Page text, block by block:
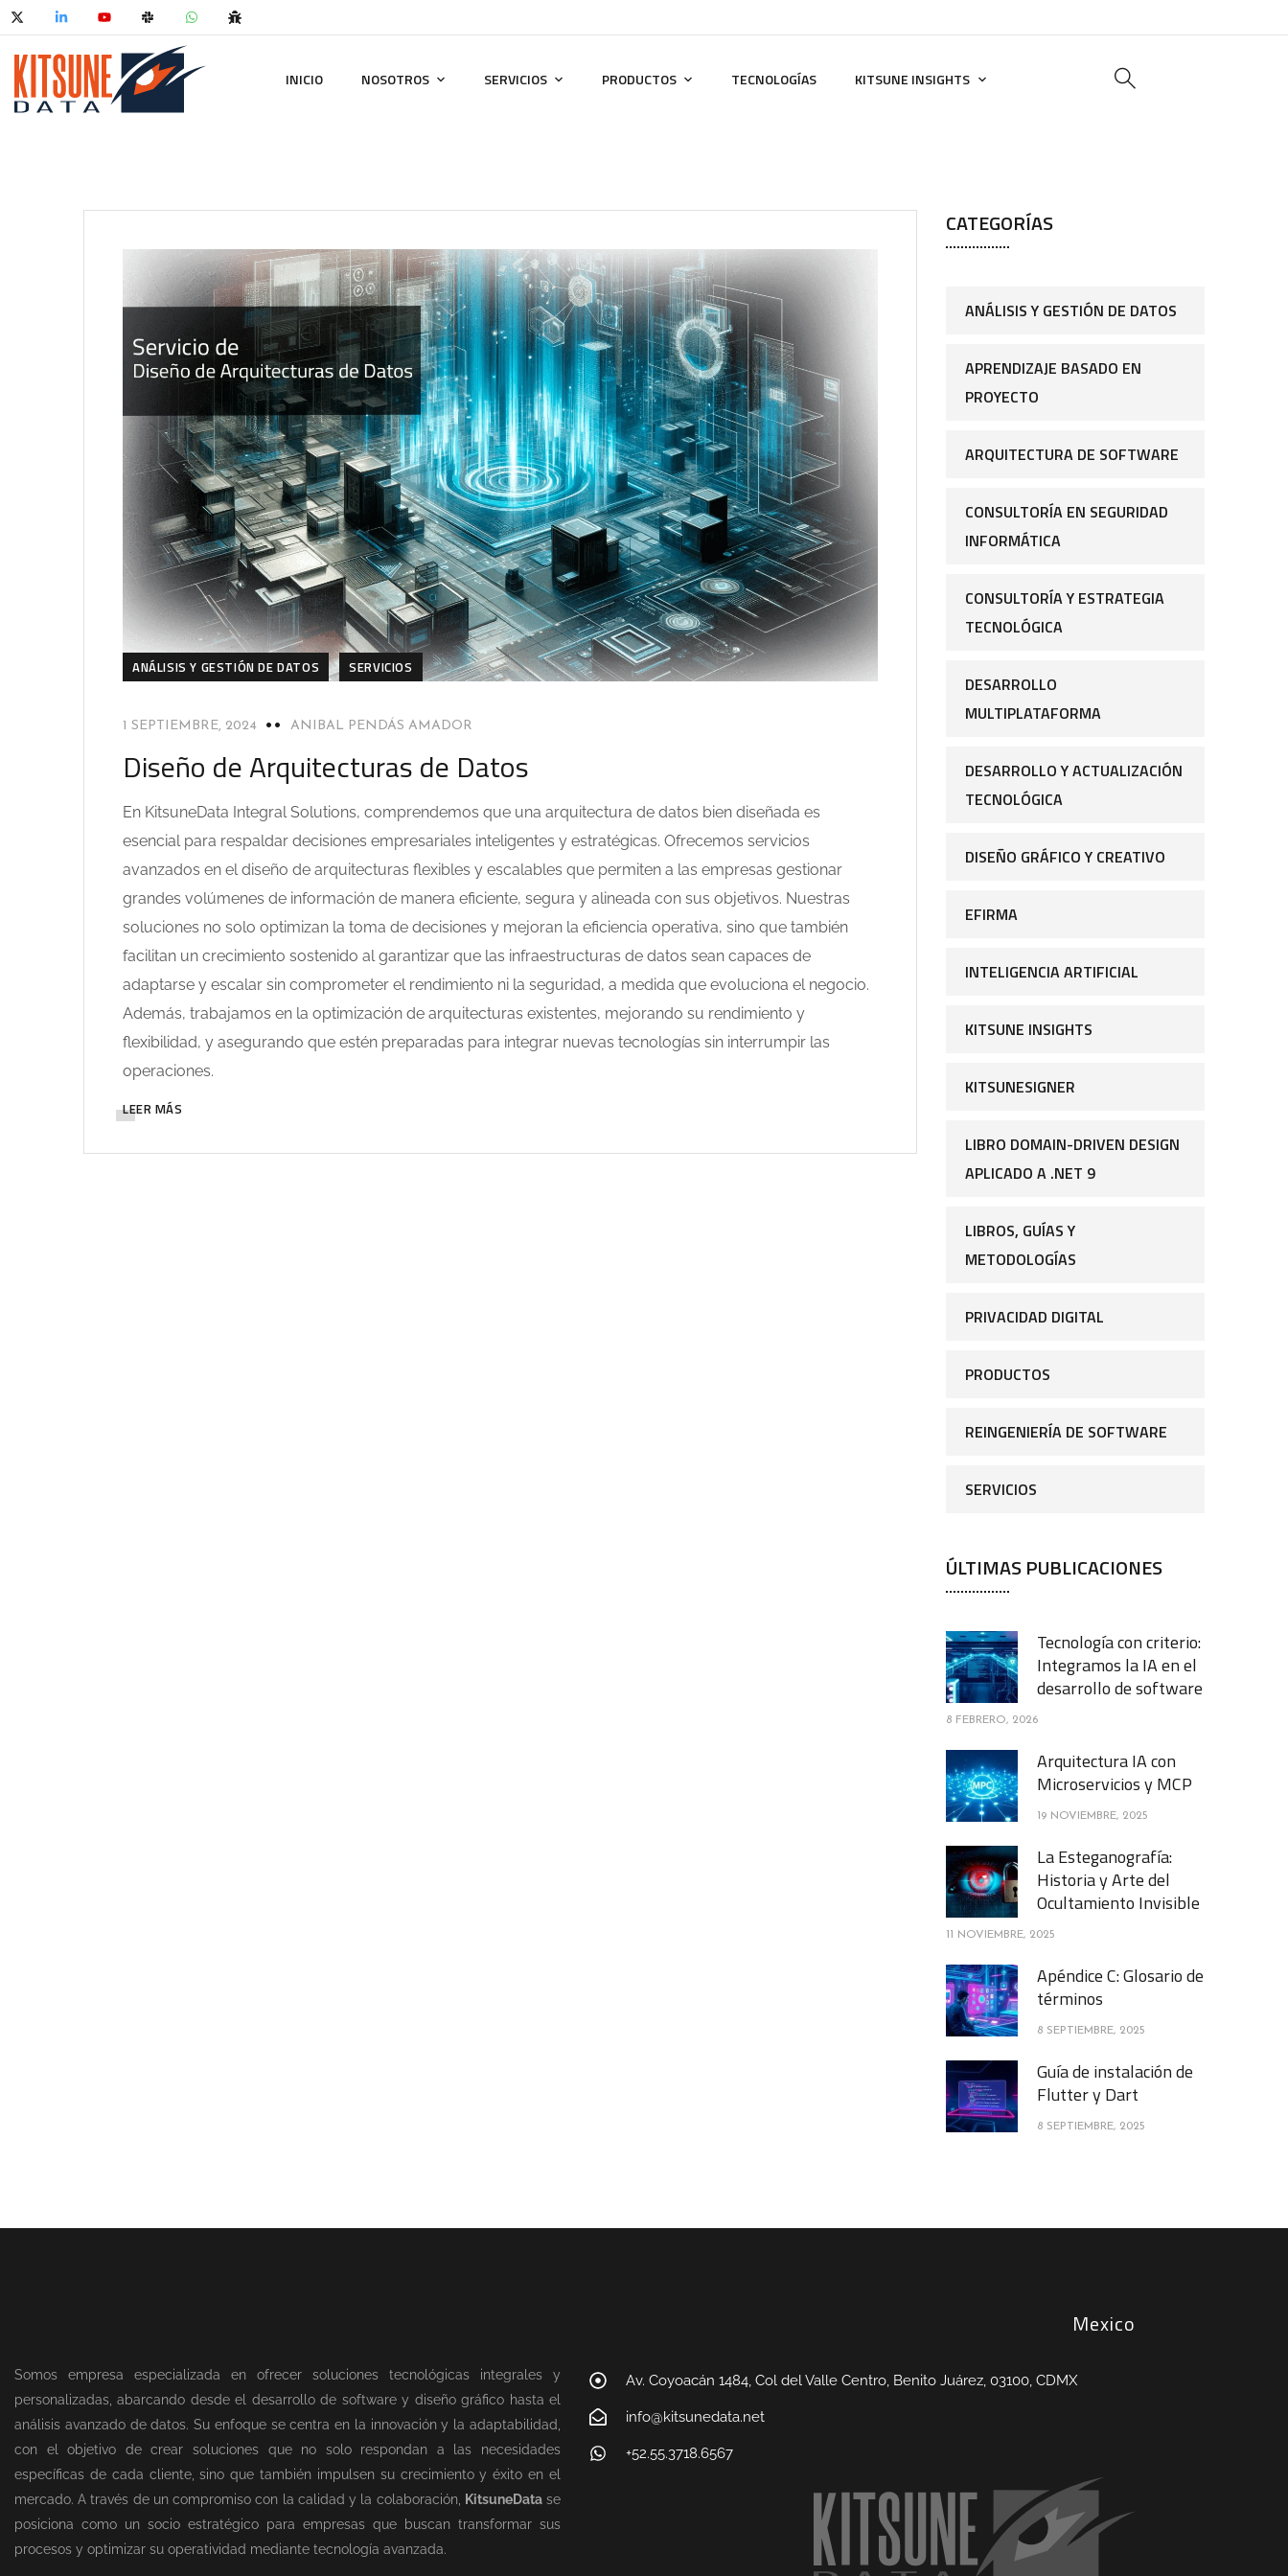
INICIO NOSOTROS SERVICIOS PRODUCTOS TECNOLOGÍAS KITSUNE INSIGHTS
ANÁLISIS Y GESTIÓN DE DATOS SERVICIOS
1 SEPTIEMBRE, 2024 ANIBAL PENDÁS AMADOR
Diseño de Arquitecturas de Datos
En KitsuneData Integral Solutions, comprendemos que una arquitectura de datos bien diseñada es
esencial para respaldar decisiones empresariales inteligentes y estratégicas. Ofrecemos servicios
avanzados en el diseño de arquitecturas flexibles y escalables que permiten a las empresas gestionar
grandes volúmenes de información de manera eficiente, segura y alineada con sus objetivos. Nuestras
soluciones no solo optimizan la toma de decisiones y mejoran la eficiencia operativa, sino que también
facilitan un crecimiento sostenido al garantizar que las infraestructuras de datos sean capaces de
adaptarse y escalar sin comprometer el rendimiento ni la seguridad, a medida que evoluciona el negocio.
Además, trabajamos en la optimización de arquitecturas existentes, mejorando su rendimiento y
flexibilidad, y asegurando que estén preparadas para integrar nuevas tecnologías sin interrumpir las
operaciones.
LEER MÁS
CATEGORÍAS
ANÁLISIS Y GESTIÓN DE DATOS
APRENDIZAJE BASADO EN
PROYECTO
ARQUITECTURA DE SOFTWARE
CONSULTORÍA EN SEGURIDAD
INFORMÁTICA
CONSULTORÍA Y ESTRATEGIA
TECNOLÓGICA
DESARROLLO
MULTIPLATAFORMA
DESARROLLO Y ACTUALIZACIÓN
TECNOLÓGICA
DISEÑO GRÁFICO Y CREATIVO
EFIRMA
INTELIGENCIA ARTIFICIAL
KITSUNE INSIGHTS
KITSUNESIGNER
LIBRO DOMAIN-DRIVEN DESIGN
APLICADO A .NET 9
LIBROS, GUÍAS Y
METODOLOGÍAS
PRIVACIDAD DIGITAL
PRODUCTOS
REINGENIERÍA DE SOFTWARE
SERVICIOS
ÚLTIMAS PUBLICACIONES
Tecnología con criterio:
Integramos la IA en el
desarrollo de software
8 FEBRERO, 2026
Arquitectura IA con
Microservicios y MCP
19 NOVIEMBRE, 2025
La Esteganografía:
Historia y Arte del
Ocultamiento Invisible
11 NOVIEMBRE, 2025
Apéndice C: Glosario de
términos
8 SEPTIEMBRE, 2025
Guía de instalación de
Flutter y Dart
8 SEPTIEMBRE, 2025
Somos empresa especializada en ofrecer soluciones tecnológicas integrales y
personalizadas, abarcando desde el desarrollo de software y diseño gráfico hasta el
análisis avanzado de datos. Su enfoque se centra en la innovación y la adaptabilidad,
con el objetivo de crear soluciones que no solo respondan a las necesidades
específicas de cada cliente, sino que también impulsen su crecimiento y éxito en el
mercado. A través de un compromiso con la calidad y la colaboración, KitsuneDatase
posiciona como un socio estratégico para empresas que buscan transformar sus
procesos y optimizar su operatividad mediante tecnología avanzada.
Mexico
Av. Coyoacán 1484, Col del Valle Centro, Benito Juárez, 03100, CDMX
info@kitsunedata.net
+52.55.3718.6567